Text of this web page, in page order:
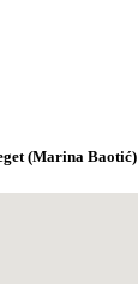
(Marina Baotić)